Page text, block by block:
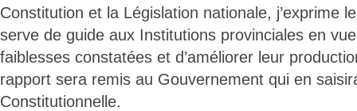
Constitution et la Législation nationale, j’exprime
serve de guide aux Institutions provinciales en
faiblesses constatées et d’améliorer leur
rapport sera remis au Gouvernement qui en
Constitutionnelle.